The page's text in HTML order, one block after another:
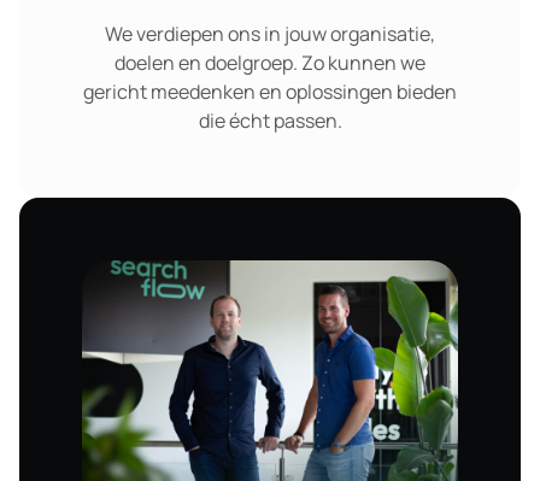
We verdiepen ons in jouw organisatie,
doelen en doelgroep. Zo kunnen we
gericht meedenken en oplossingen bieden
die écht passen.